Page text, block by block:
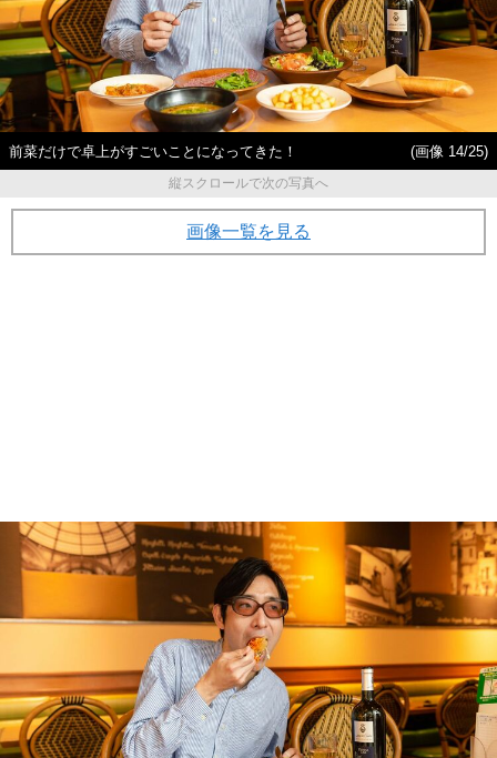
前菜だけで卓上がすごいことになってきた！
(画像 14/25)
縦スクロールで次の写真へ
画像一覧を見る